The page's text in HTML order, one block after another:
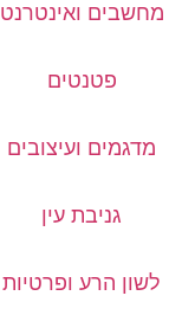
מחשבים ואינטרנט
פטנטים
מדגמים ועיצובים
גניבת עין
לשון הרע ופרטיות